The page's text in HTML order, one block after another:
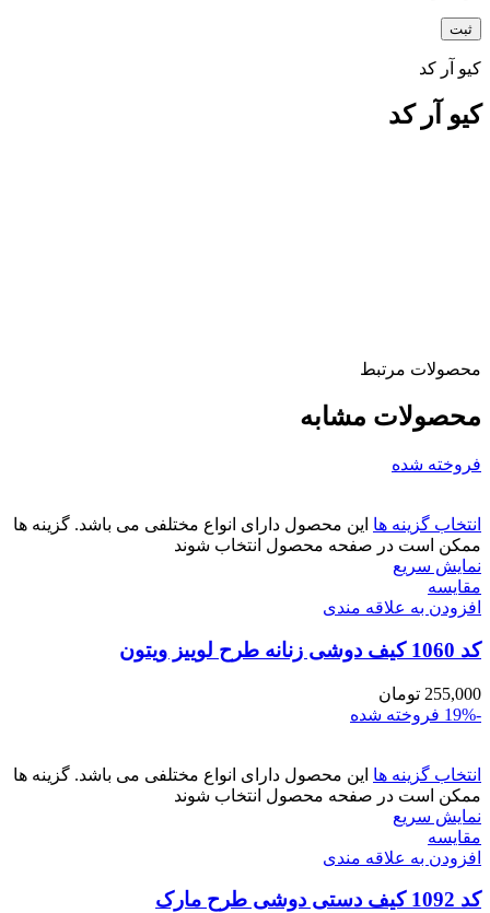
کیو آر کد
کیو آر کد
محصولات مرتبط
محصولات مشابه
فروخته شده
انتخاب گزینه ها این محصول دارای انواع مختلفی می باشد. گزینه ها
ممکن است در صفحه محصول انتخاب شوند
نمایش سریع
مقايسه
افزودن به علاقه مندی
کد 1060 کیف دوشی زنانه طرح لوییز ویتون
255,000 تومان
-19%
فروخته شده
انتخاب گزینه ها این محصول دارای انواع مختلفی می باشد. گزینه ها
ممکن است در صفحه محصول انتخاب شوند
نمایش سریع
مقايسه
افزودن به علاقه مندی
کد 1092 کیف دستی دوشی طرح مارک